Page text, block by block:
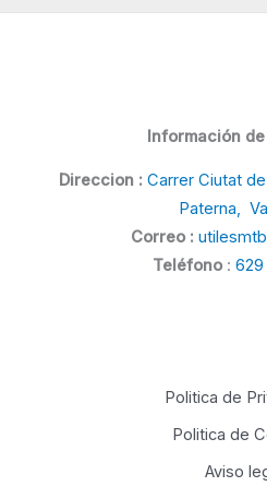
Información
Direccion : Carrer Ciutat
Paterna,
Correo :
Teléfono :
Politica de
Politica de
Aviso